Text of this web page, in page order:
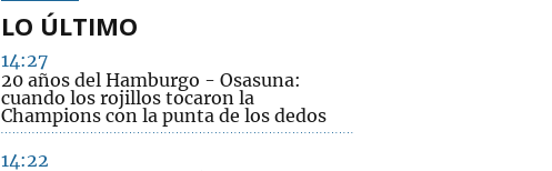
LO ÚLTIMO
14:27
20 años del Hamburgo - Osasuna:
cuando los rojillos tocaron la
Champions con la punta de los dedos
14:22